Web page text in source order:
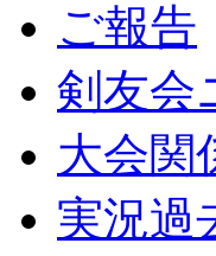
ご報告
剣友会
大会関
実況過